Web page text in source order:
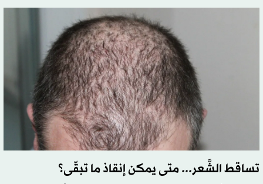
تساقط الشَّعر... متى يمكن إنقاذ ما تبقّى؟